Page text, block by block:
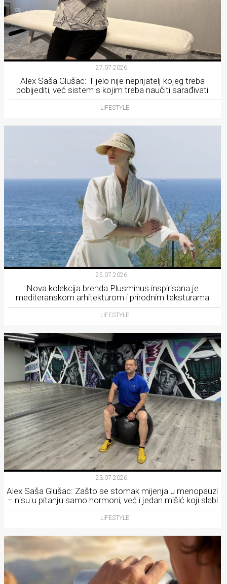
27.07.2026.
Alex Saša Glušac: Tijelo nije neprijatelj kojeg treba
pobijediti, već sistem s kojim treba naučiti sarađivati
LIFESTYLE
25.07.2026.
Nova kolekcija brenda Plusminus inspirisana je
mediteranskom arhitekturom i prirodnim teksturama
LIFESTYLE
23.07.2026.
Alex Saša Glušac: Zašto se stomak mijenja u menopauzi
– nisu u pitanju samo hormoni, već i jedan mišić koji slabi
LIFESTYLE